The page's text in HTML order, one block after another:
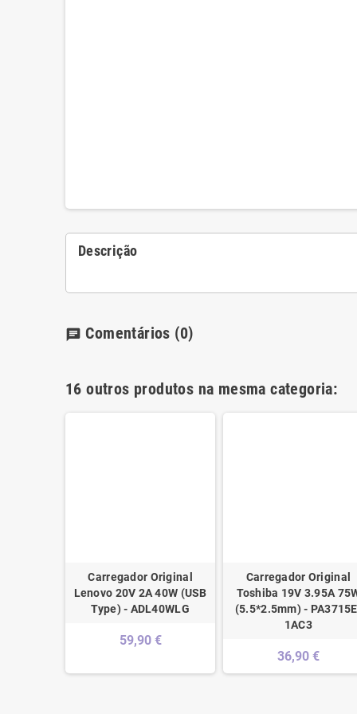
Descrição
chat Comentários (0)
16 outros produtos na mesma categoria:
Carregador Original
Lenovo 20V 2A 40W (USB
Type) - ADL40WLG
59,90 €
Carregador Original
Toshiba 19V 3.95A
(5.5*2.5mm) -
1AC3
36,90 €